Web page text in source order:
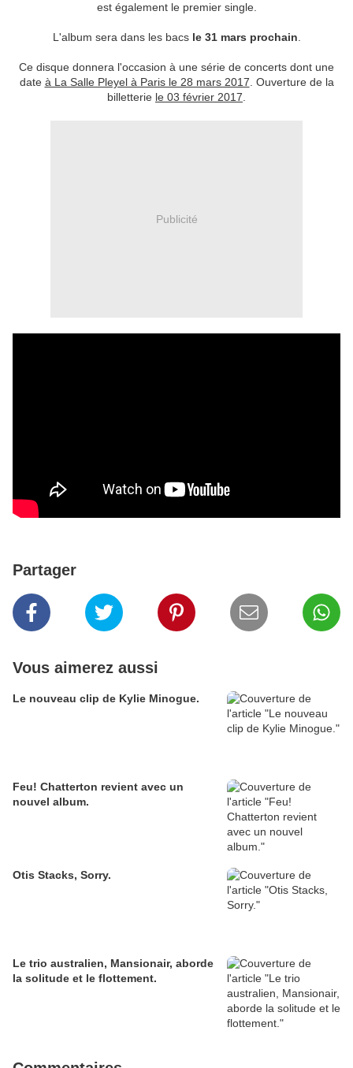
est également le premier single.
L'album sera dans les bacsle 31 mars prochain
Ce disque donnera l'occasion à une série de concerts dont une
date à La Salle Pleyel à Paris le 28 mars 2017 . Ouverture de la
billetterie le 03 février 2017
Publicité
Partager
Vous aimerez aussi
Le nouveau clip de Kylie Minogue.
Feu! Chatterton revient avec un
nouvel album.
Otis Stacks, Sorry.
Le trio australien, Mansionair, aborde
la solitude et le flottement.